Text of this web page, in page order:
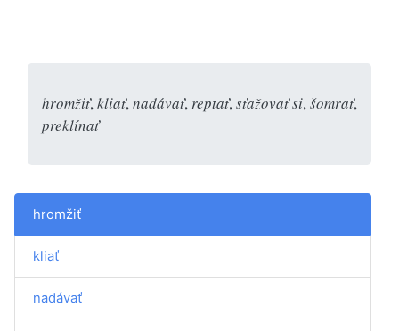
hromžiť, kliať, nadávať, reptať, sťažovať si, šomrať,
preklínať
hromžiť
kliať
nadávať